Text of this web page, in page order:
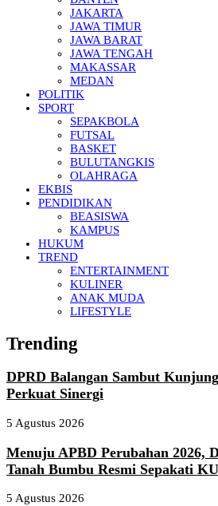
JAKARTA
JAWA TIMUR
JAWA BARAT
JAWA TENGAH
MAKASSAR
MEDAN
POLITIK
SPORT
SEPAKBOLA
FUTSAL
BASKET
BULUTANGKIS
OLAHRAGA
EKBIS
PENDIDIKAN
BEASISWA
KAMPUS
HUKUM
TREND
ENTERTAINMENT
KULINER
ANAK MUDA
LIFESTYLE
Trending
DPRD Balangan Sambut
Perkuat Sinergi
5 Agustus 2026
Menuju APBD Perubahan 2026,
Tanah Bumbu Resmi Sepakati
5 Agustus 2026